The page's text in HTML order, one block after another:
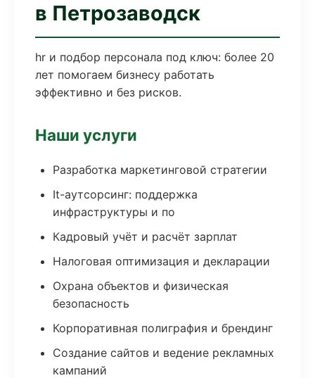
в Петрозаводск
hr и подбор персонала под ключ: более 20
лет помогаем бизнесу работать
эффективно и без рисков.
Наши услуги
Разработка маркетинговой стратегии
It-аутсорсинг: поддержка
инфраструктуры и по
Кадровый учёт и расчёт зарплат
Налоговая оптимизация и декларации
Охрана объектов и физическая
безопасность
Корпоративная полиграфия и брендинг
Создание сайтов и ведение рекламных
кампаний